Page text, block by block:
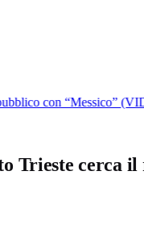
con “Messico”
Trieste cerca